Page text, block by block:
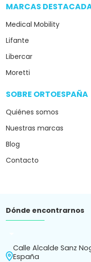
MARCAS
Medical Mobility
Lifante
Libercar
Moretti
SOBRE ORTOESPAÑA
Quiénes somos
Nuestras marcas
Blog
Contacto
Dónde encontrarnos
Calle Alcalde Sanz
España